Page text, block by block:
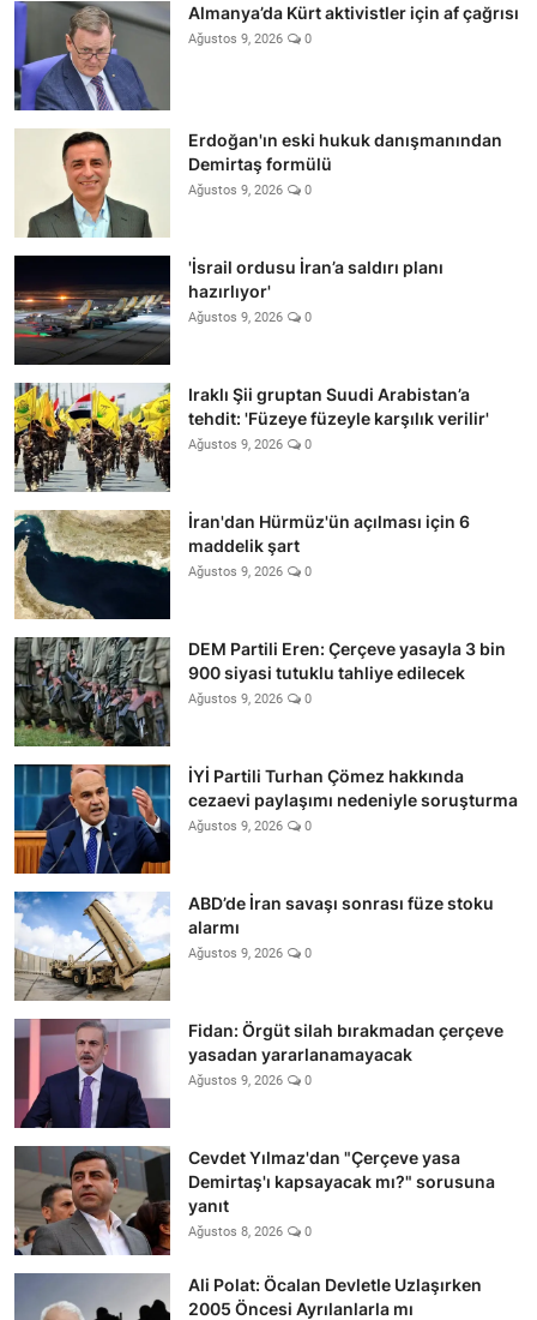
Almanya’da Kürt aktivistler için af çağrısı
Ağustos 9, 2026 0
Erdoğan'ın eski hukuk danışmanından
Demirtaş formülü
Ağustos 9, 2026 0
'İsrail ordusu İran’a saldırı planı
hazırlıyor'
Ağustos 9, 2026 0
Iraklı Şii gruptan Suudi Arabistan’a
tehdit: 'Füzeye füzeyle karşılık verilir'
Ağustos 9, 2026 0
İran'dan Hürmüz'ün açılması için 6
maddelik şart
Ağustos 9, 2026 0
DEM Partili Eren: Çerçeve yasayla 3 bin
900 siyasi tutuklu tahliye edilecek
Ağustos 9, 2026 0
İYİ Partili Turhan Çömez hakkında
cezaevi paylaşımı nedeniyle soruşturma
Ağustos 9, 2026 0
ABD’de İran savaşı sonrası füze stoku
alarmı
Ağustos 9, 2026 0
Fidan: Örgüt silah bırakmadan çerçeve
yasadan yararlanamayacak
Ağustos 9, 2026 0
Cevdet Yılmaz'dan "Çerçeve yasa
Demirtaş'ı kapsayacak mı?" sorusuna
yanıt
Ağustos 8, 2026 0
Ali Polat: Öcalan Devletle Uzlaşırken
2005 Öncesi Ayrılanlarla mı